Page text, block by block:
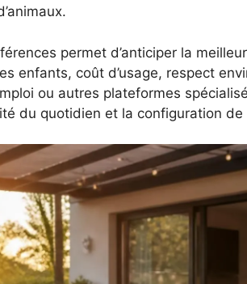
permet d’anticiper la
enfants, coût d’usage, respect
ou autres plateformes
du quotidien et la configuration de